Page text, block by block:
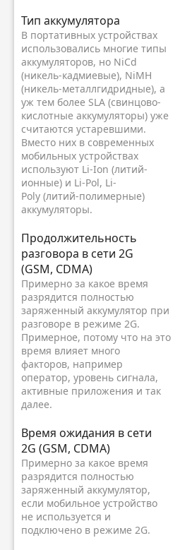
Тип аккумулятора
В портативных устройствах
использовались многие типы
аккумуляторов, но NiCd
(никель-кадмиевые), NiMH
(никель-металлгидридные), а
уж тем более SLA (свинцово-
кислотные аккумуляторы) уже
считаются устаревшими.
Вместо них в современных
мобильных устройствах
используют Li-Ion (литий-
ионные) и Li-Pol, Li-
Poly (литий-полимерные)
аккумуляторы.
Продолжительность
разговора в сети 2G
(GSM, CDMA)
Примерно за какое время
разрядится полностью
заряженный аккумулятор при
разговоре в режиме 2G.
Примерное, потому что на это
время влияет много
факторов, например
оператор, уровень сигнала,
активные приложения и так
далее.
Время ожидания в сети
2G (GSM, CDMA)
Примерно за какое время
разрядится полностью
заряженный аккумулятор,
если мобильное устройство
не используется и
подключено в режиме 2G.